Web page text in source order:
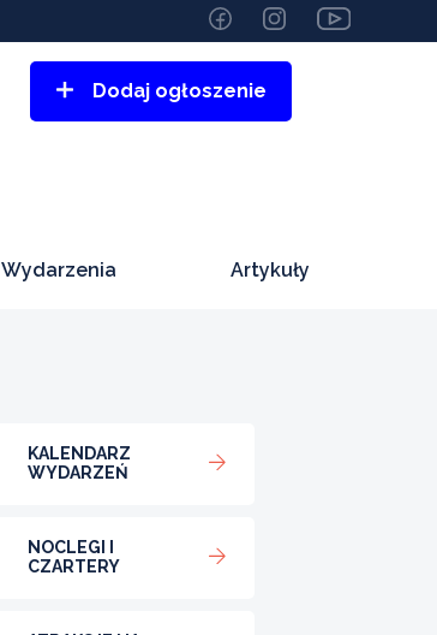
Dodaj ogłoszenie
Wydarzenia Artykuły
KALENDARZ
WYDARZEŃ
NOCLEGI I
CZARTERY